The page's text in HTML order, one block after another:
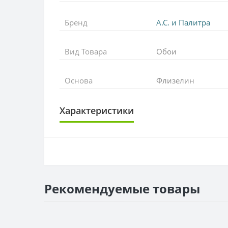
Бренд А.С. и Палитра
Вид Товара Обои
Основа Флизелин
Характеристики
Раппорт
Рекомендуемые товары